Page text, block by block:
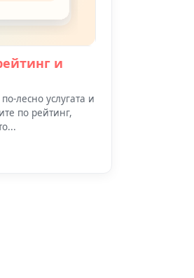
и
лесно услугата и
по рейтинг,